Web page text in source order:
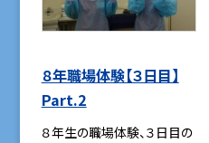
８年職場体験【３日目】
Part.2
８年生の職場体験、３日目の